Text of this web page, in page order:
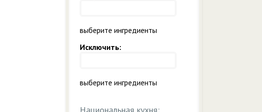
выберите ингредиенты
Исключить:
выберите ингредиенты